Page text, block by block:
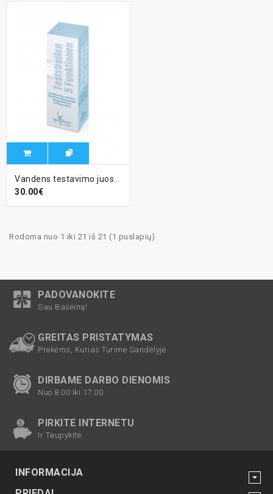
30.00€
Rodoma nuo 1 iki 21 iš 21 (1 puslapių)
PADOVANOKITE
Sau Baseiną!
GREITAS PRISTATYMAS
Prekėms, Kurias Turime Sandėlyje
DIRBAME DARBO DIENOMIS
Nuo 8.00 Iki 17.00
PIRKITE INTERNETU
Ir Taupykite
INFORMACIJA